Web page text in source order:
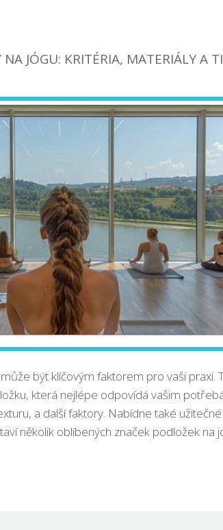
JÓGU: KRITÉRIA, MATERIÁLY A
být klíčovým faktorem pro vaši praxi.
která nejlépe odpovídá vašim
a další faktory. Nabídne také
několik oblíbených značek podložek na